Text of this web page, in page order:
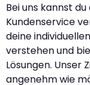
Bei uns kannst
Kundenservice
deine
verstehen und
Lösungen. Unser
angenehm wie